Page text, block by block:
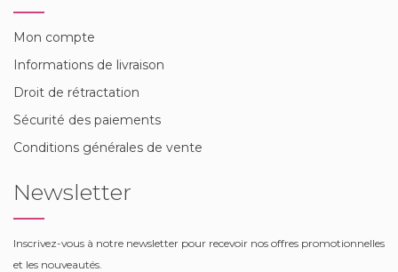
Mon compte
Informations de livraison
Droit de rétractation
Sécurité des paiements
Conditions générales de vente
Newsletter
Inscrivez-vous à notre newsletter pour recevoir nos offres promotionnelles
et les nouveautés.